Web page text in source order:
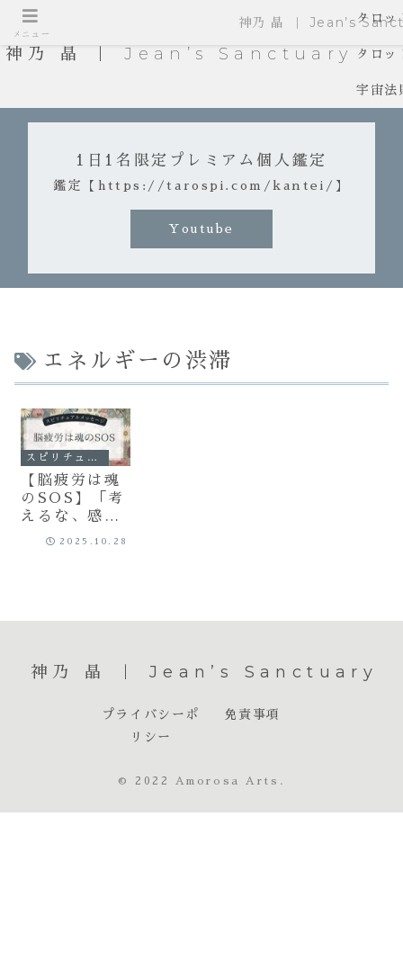
神乃 晶 ｜ Jean’s Sanctuary
タロッ
タロッ
宇宙法
1日1名限定プレミアム個人鑑定
鑑定【https://tarospi.com/kantei/】
Youtube
エネルギーの渋滞
スピリチュアル
【脳疲労は魂
のSOS】「考
えるな、感じ
ろ」疲労を再
2025.10.28
神乃 晶 ｜ Jean’s Sanctuary
プライバシーポ
リシー
免責事項
© 2022 Amorosa Arts.
メニュー
神乃 晶 ｜ Jean’s